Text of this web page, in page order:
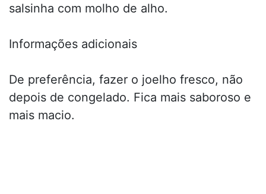
salsinha com molho de alho.
Informações adicionais
De preferência, fazer o joelho fresco, não
depois de congelado. Fica mais saboroso e
mais macio.